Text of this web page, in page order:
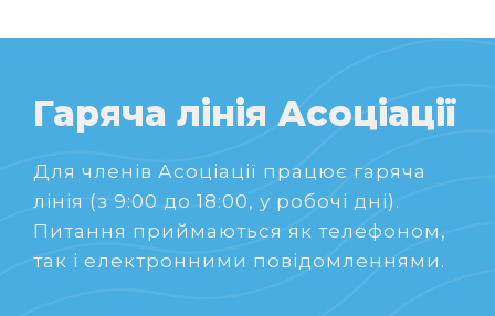
Гаряча лінія Асоціації
Для членів Асоціації працює гаряча
лінія (з 9:00 до 18:00, у робочі дні).
Питання приймаються як телефоном,
так і електронними повідомленнями.